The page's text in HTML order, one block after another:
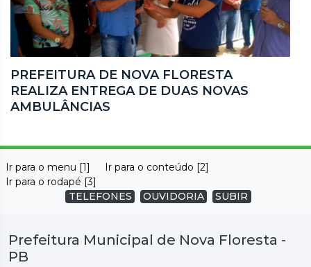
PREFEITURA DE NOVA FLORESTA
REALIZA ENTREGA DE DUAS NOVAS
AMBULÂNCIAS
Ir para o menu [1]
Ir para o conteúdo [2]
Ir para o rodapé [3]
TELEFONES
OUVIDORIA SUBIR
Prefeitura Municipal de Nova Floresta -
PB